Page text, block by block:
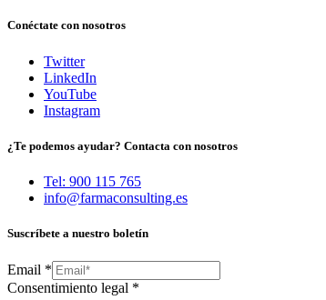
Conéctate con nosotros
Twitter
LinkedIn
YouTube
Instagram
¿Te podemos ayudar? Contacta con nosotros
Tel: 900 115 765
info@farmaconsulting.es
Suscríbete a nuestro boletín
Email *
Consentimiento legal *